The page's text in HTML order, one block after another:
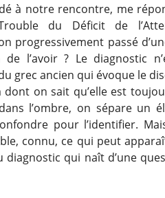
à notre rencontre, me
du Déficit de
progressivement passé
l’avoir ? Le diagnostic
grec ancien qui évoque le
on sait qu’elle est
l’ombre, on sépare un
pour l’identifier.
connu, ce qui peut
diagnostic qui naît d’une